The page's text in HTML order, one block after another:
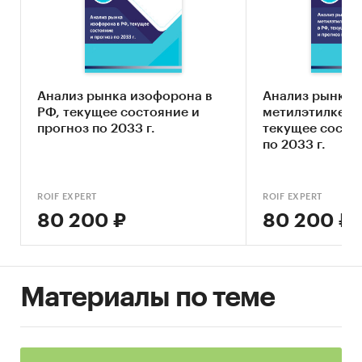
Описание основных конкурентов
Оценка текущих тенденций и перспектив
развития рынка
Анализ отраслевых показателей финансово-
экономической деятельности
Определение насыщенности рынка и
Оценка факторов инвестиционной
привлекательности рынка дезинфекции и
дезинсекции
Основные блоки исследования:
Анализ рынка изофорона в
РФ, текущее состояние и
прогноз по 2033 г.
ROIF EXPERT
80 200 ₽
Анализ рынка
текущее
по 2033 г.
ROIF EXPERT
80 200 ₽
Материалы по теме